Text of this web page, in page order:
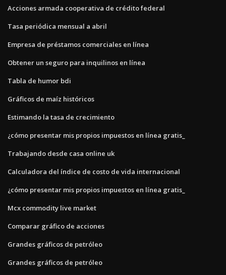
Acciones armada cooperativa de crédito federal
Tasa periódica mensual a abril
Empresa de préstamos comerciales en línea
Obtener un seguro para inquilinos en línea
Tabla de humor bdi
Gráficos de maíz históricos
Estimando la tasa de crecimiento
¿cómo presentar mis propios impuestos en línea gratis_
Trabajando desde casa online uk
Calculadora del índice de costo de vida internacional
¿cómo presentar mis propios impuestos en línea gratis_
Mcx commodity live market
Comparar gráfico de acciones
Grandes gráficos de petróleo
Grandes gráficos de petróleo